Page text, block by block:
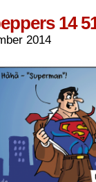
14
2014